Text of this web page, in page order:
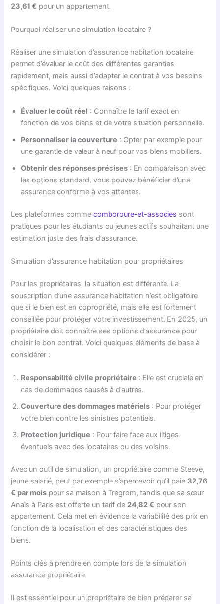
23,61 € pour un appartement.
Pourquoi réaliser une simulation locataire ?
Réaliser une simulation d’assurance habitation locataire
permet d’évaluer le coût des différentes garanties
rapidement, mais aussi d’adapter le contrat à vos besoins
spécifiques. Voici quelques raisons :
Évaluer le coût réel : Connaître le tarif exact en
fonction de vos biens et de votre situation personnelle.
Personnaliser la couverture : Opter par exemple pour
une garantie de valeur à neuf pour vos biens mobiliers.
Obtenir des réponses précises : En comparaison avec
les options standard, vous pouvez bénéficier d’une
assurance conforme à vos attentes.
Les plateformes commecomboroure-et-associes sont
pratiques pour les étudiants ou jeunes actifs souhaitant une
estimation juste des frais d’assurance.
Simulation d’assurance habitation pour propriétaires
Pour les propriétaires, la situation est différente. La
souscription d’une assurance habitation n’est obligatoire
que si le bien est en copropriété, mais elle est fortement
conseillée pour protéger votre investissement. En 2025, un
propriétaire doit connaître ses options d’assurance pour
choisir le bon contrat. Voici quelques éléments de base à
considérer :
Responsabilité civile propriétaire : Elle est cruciale en
cas de dommages causés à d’autres.
Couverture des dommages matériels : Pour protéger
votre bien contre les sinistres potentiels.
Protection juridique : Pour faire face aux litiges
éventuels avec des locataires ou des voisins.
Avec un outil de simulation, un propriétaire comme Steeve,
jeune salarié, peut par exemple s’apercevoir qu’il paie 32,76
€ par mois pour sa maison à Tregrom, tandis que sa sœur
Anaïs à Paris est offerte un tarif de 24,82 € pour son
appartement. Cela met en évidence la variabilité des prix en
fonction de la localisation et des caractéristiques des
biens.
Points clés à prendre en compte lors de la simulation
assurance propriétaire
Il est essentiel pour un propriétaire de bien préparer sa